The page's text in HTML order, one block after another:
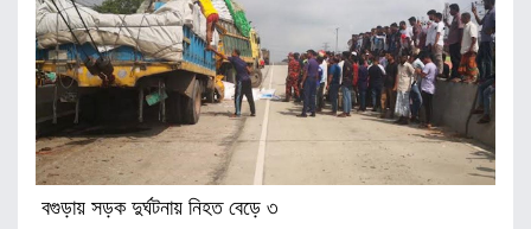
বগুড়ায় সড়ক দুর্ঘটনায় নিহত বেড়ে ৩